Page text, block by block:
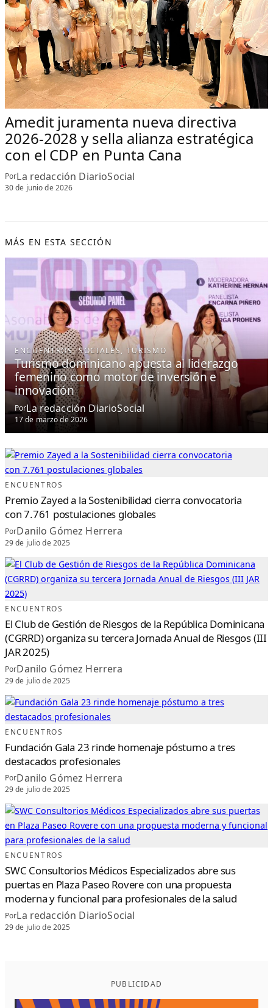
Amedit juramenta nueva directiva
2026-2028 y sella alianza estratégica
con el CDP en Punta Cana
PorLa redacción DiarioSocial
30 de junio de 2026
MÁS EN ESTA SECCIÓN
ENCUENTROS, SOCIALES, TURISMO
Turismo dominicano apuesta al liderazgo
femenino como motor de inversión e
innovación
PorLa redacción DiarioSocial
17 de marzo de 2026
ENCUENTROS
Premio Zayed a la Sostenibilidad cierra convocatoria
con 7.761 postulaciones globales
PorDanilo Gómez Herrera
29 de julio de 2025
ENCUENTROS
El Club de Gestión de Riesgos de la República Dominicana
(CGRRD) organiza su tercera Jornada Anual de Riesgos (III
JAR 2025)
PorDanilo Gómez Herrera
29 de julio de 2025
ENCUENTROS
Fundación Gala 23 rinde homenaje póstumo a tres
destacados profesionales
PorDanilo Gómez Herrera
29 de julio de 2025
ENCUENTROS
SWC Consultorios Médicos Especializados abre sus
puertas en Plaza Paseo Rovere con una propuesta
moderna y funcional para profesionales de la salud
PorLa redacción DiarioSocial
29 de julio de 2025
PUBLICIDAD